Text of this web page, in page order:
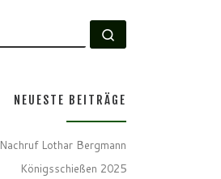
SUCHE
NEUESTE BEITRÄGE
Nachruf Lothar Bergmann
Königsschießen 2025